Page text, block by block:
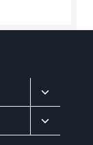
Alternar
menú
hijo
Alternar
menú